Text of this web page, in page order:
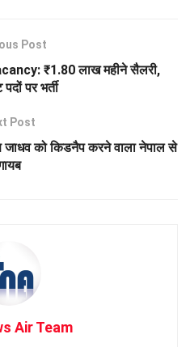
Post
₹1.80 लाख महीने सैलरी,
पर भर्ती
Post
को किडनैप करने वाला नेपाल से
Air Team